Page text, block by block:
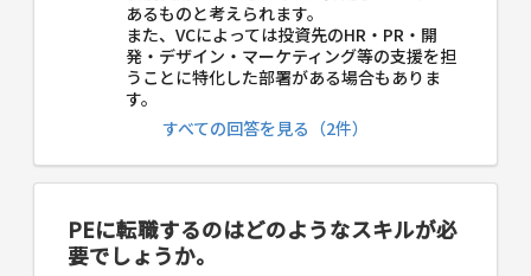
あるものと考えられます。
また、VCによっては投資先のHR・PR・開
発・デザイン・マーケティング等の支援を担
うことに特化した部署がある場合もありま
す。
すべての回答を見る（2件）
PEに転職するのはどのようなスキルが必
要でしょうか。